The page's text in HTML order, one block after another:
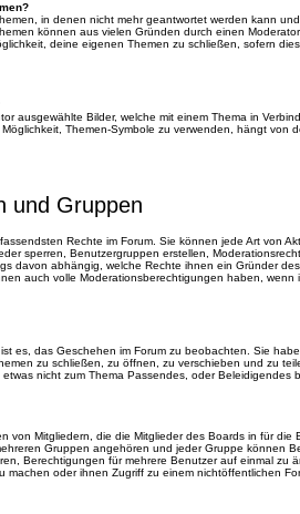
in denen nicht mehr geantwortet werden kann
können aus vielen Gründen durch einen
deine eigenen Themen zu schließen, sofern
ausgewählte Bilder, welche mit einem Thema in
Themen-Symbole zu verwenden, hängt von
und Gruppen
Rechte im Forum. Sie können jede Art von
sperren, Benutzergruppen erstellen,
davon abhängig, welche Rechte ihnen ein Gründer
auch volle Moderationsberechtigungen haben,
es, das Geschehen im Forum zu beobachten. Sie
zu schließen, zu öffnen, zu verschieben und zu
etwas nicht zum Thema Passendes, oder Beleidigendes
von Mitgliedern, die die Mitglieder des Boards in für die
Gruppen angehören und jeder Gruppe können
Berechtigungen für mehrere Benutzer auf einmal zu
machen oder ihnen Zugriff zu einem nichtöffentlichen